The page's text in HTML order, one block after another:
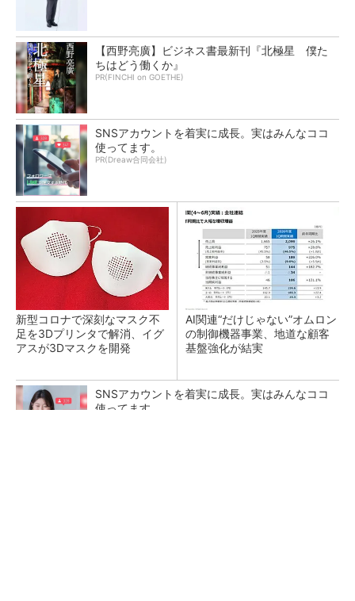
【西野亮廣】ビジネス書最新刊『北極星 僕た
ちはどう働くか』
PR(FINCHI on GOETHE)
SNSアカウントを着実に成長。実はみんなココ
使ってます。
PR(Dreaw合同会社)
新型コロナで深刻なマスク不
足を3Dプリンタで解消、イグ
アスが3Dマスクを開発
AI関連“だけじゃない”オムロン
の制御機器事業、地道な顧客
基盤強化が結実
SNSアカウントを着実に成長。実はみんなココ
使ってます。